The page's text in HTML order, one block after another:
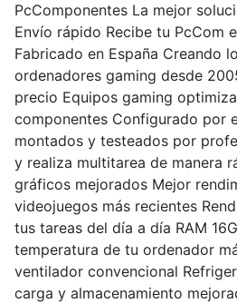
PcComponentes La mejor
Envío rápido Recibe tu PcCom
Fabricado en España Creando
ordenadores gaming desde
precio Equipos gaming
componentes Configurado por
montados y testeados por
y realiza multitarea de manera
gráficos mejorados Mejor
videojuegos más recientes
tus tareas del día a día RAM
temperatura de tu ordenador
ventilador convencional
carga y almacenamiento